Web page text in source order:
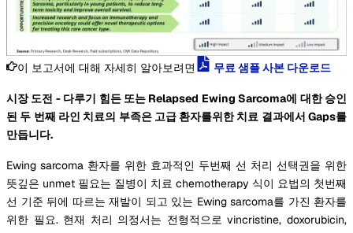
이 보고서에 대해 자세히 알아보려면 무료 샘플 사본 다운로드
시장 도전 - 다루기 힘든 또는 Relapsed Ewing Sarcoma에 대한 승인
된 두 번째 라인 치료의 부족은 고급 환자를위한 치료 결과에서 Gaps를
만듭니다.
Ewing sarcoma 환자를 위한 효과적인 두번째 선 처리 선택권을 위한
뜻깊은 unmet 필요는 질병이 치료 chemotherapy 식이 요법의 첫번째
선 기준 뒤에 따르는 재발이 되고 있는 Ewing sarcoma를 가진 환자를
위한 필요. 현재 처리 의정서는 전형적으로 vincristine, doxorubicin,